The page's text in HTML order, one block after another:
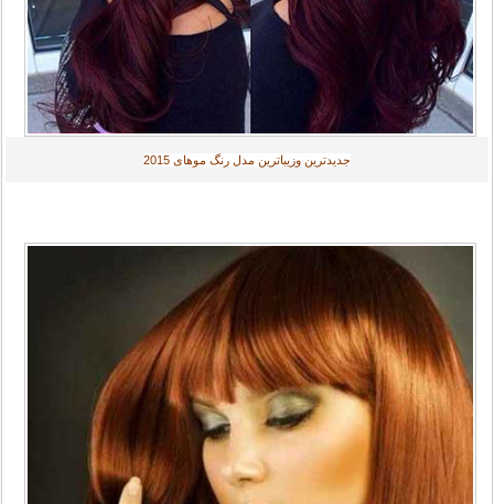
جديدترين وزیباترین مدل رنگ موهای 2015